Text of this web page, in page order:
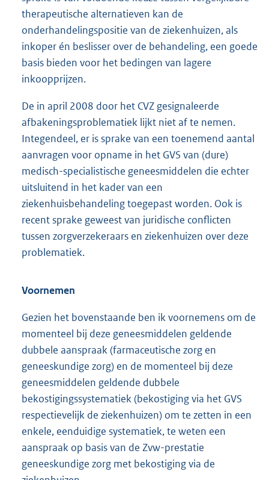
therapeutische alternatieven kan de
onderhandelingspositie van de ziekenhuizen, als
inkoper én beslisser over de behandeling, een goede
basis bieden voor het bedingen van lagere
inkoopprijzen.
De in april 2008 door het CVZ gesignaleerde
afbakeningsproblematiek lijkt niet af te nemen.
Integendeel, er is sprake van een toenemend aantal
aanvragen voor opname in het GVS van (dure)
medisch-specialistische geneesmiddelen die echter
uitsluitend in het kader van een
ziekenhuisbehandeling toegepast worden. Ook is
recent sprake geweest van juridische conflicten
tussen zorgverzekeraars en ziekenhuizen over deze
problematiek.
Voornemen
Gezien het bovenstaande ben ik voornemens om de
momenteel bij deze geneesmiddelen geldende
dubbele aanspraak (farmaceutische zorg en
geneeskundige zorg) en de momenteel bij deze
geneesmiddelen geldende dubbele
bekostigingssystematiek (bekostiging via het GVS
respectievelijk de ziekenhuizen) om te zetten in een
enkele, eenduidige systematiek, te weten een
aanspraak op basis van de Zvw-prestatie
geneeskundige zorg met bekostiging via de